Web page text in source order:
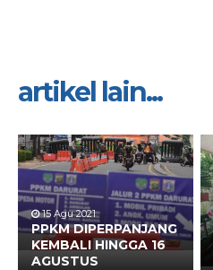
artikel lain...
15 Agu 2021
PPKM DIPERPANJANG
KEMBALI HINGGA 16
AGUSTUS